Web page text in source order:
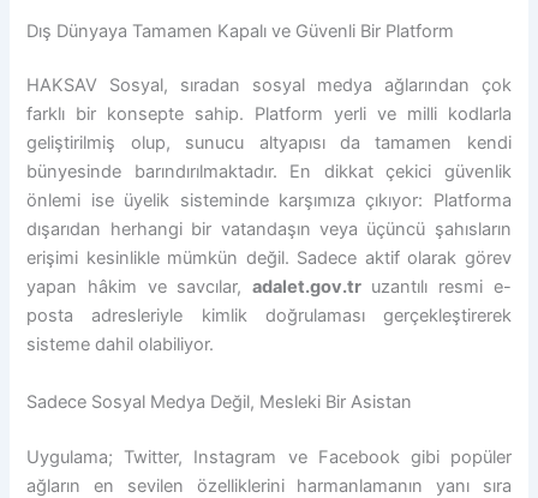
Dış Dünyaya Tamamen Kapalı ve Güvenli Bir Platform
HAKSAV Sosyal, sıradan sosyal medya ağlarından çok
farklı bir konsepte sahip. Platform yerli ve milli kodlarla
geliştirilmiş olup, sunucu altyapısı da tamamen kendi
bünyesinde barındırılmaktadır. En dikkat çekici güvenlik
önlemi ise üyelik sisteminde karşımıza çıkıyor: Platforma
dışarıdan herhangi bir vatandaşın veya üçüncü şahısların
erişimi kesinlikle mümkün değil. Sadece aktif olarak görev
yapan hâkim ve savcılar, adalet.gov.truzantılı resmi e-
posta adresleriyle kimlik doğrulaması gerçekleştirerek
sisteme dahil olabiliyor.
Sadece Sosyal Medya Değil, Mesleki Bir Asistan
Uygulama; Twitter, Instagram ve Facebook gibi popüler
ağların en sevilen özelliklerini harmanlamanın yanı sıra